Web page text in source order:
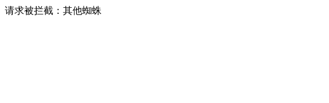
请求被拦截：其他蜘蛛